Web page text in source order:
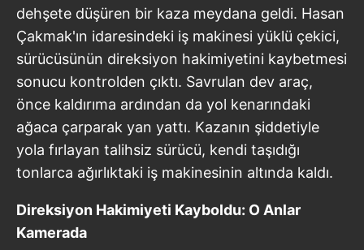
dehşete düşüren bir kaza meydana geldi. Hasan
Çakmak'ın idaresindeki iş makinesi yüklü çekici,
sürücüsünün direksiyon hakimiyetini kaybetmesi
sonucu kontrolden çıktı. Savrulan dev araç,
önce kaldırıma ardından da yol kenarındaki
ağaca çarparak yan yattı. Kazanın şiddetiyle
yola fırlayan talihsiz sürücü, kendi taşıdığı
tonlarca ağırlıktaki iş makinesinin altında kaldı.
Direksiyon Hakimiyeti Kayboldu: O Anlar
Kamerada